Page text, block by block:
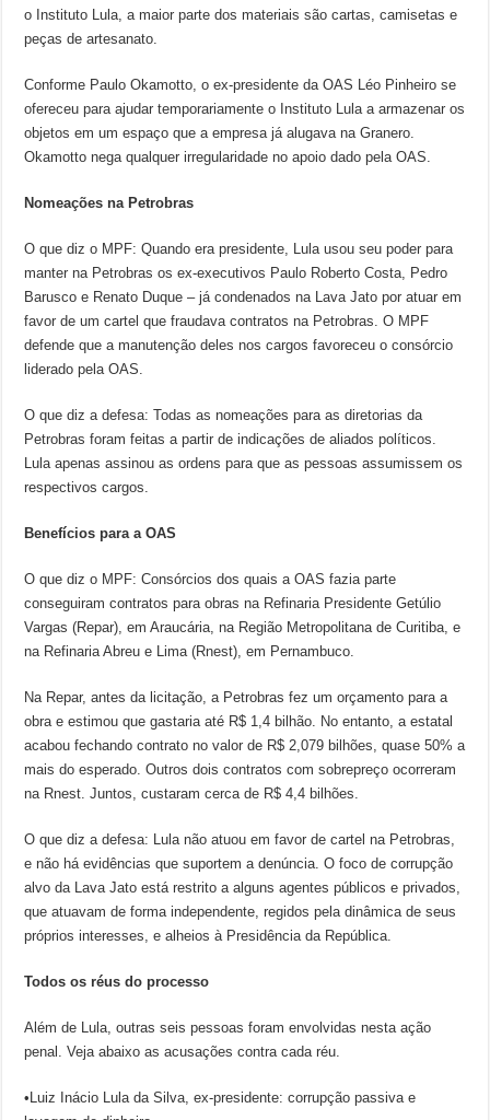
o Instituto Lula, a maior parte dos materiais são cartas, camisetas e
peças de artesanato.
Conforme Paulo Okamotto, o ex-presidente da OAS Léo Pinheiro se
ofereceu para ajudar temporariamente o Instituto Lula a armazenar os
objetos em um espaço que a empresa já alugava na Granero.
Okamotto nega qualquer irregularidade no apoio dado pela OAS.
Nomeações na Petrobras
O que diz o MPF: Quando era presidente, Lula usou seu poder para
manter na Petrobras os ex-executivos Paulo Roberto Costa, Pedro
Barusco e Renato Duque – já condenados na Lava Jato por atuar em
favor de um cartel que fraudava contratos na Petrobras. O MPF
defende que a manutenção deles nos cargos favoreceu o consórcio
liderado pela OAS.
O que diz a defesa: Todas as nomeações para as diretorias da
Petrobras foram feitas a partir de indicações de aliados políticos.
Lula apenas assinou as ordens para que as pessoas assumissem os
respectivos cargos.
Benefícios para a OAS
O que diz o MPF: Consórcios dos quais a OAS fazia parte
conseguiram contratos para obras na Refinaria Presidente Getúlio
Vargas (Repar), em Araucária, na Região Metropolitana de Curitiba, e
na Refinaria Abreu e Lima (Rnest), em Pernambuco.
Na Repar, antes da licitação, a Petrobras fez um orçamento para a
obra e estimou que gastaria até R$ 1,4 bilhão. No entanto, a estatal
acabou fechando contrato no valor de R$ 2,079 bilhões, quase 50% a
mais do esperado. Outros dois contratos com sobrepreço ocorreram
na Rnest. Juntos, custaram cerca de R$ 4,4 bilhões.
O que diz a defesa: Lula não atuou em favor de cartel na Petrobras,
e não há evidências que suportem a denúncia. O foco de corrupção
alvo da Lava Jato está restrito a alguns agentes públicos e privados,
que atuavam de forma independente, regidos pela dinâmica de seus
próprios interesses, e alheios à Presidência da República.
Todos os réus do processo
Além de Lula, outras seis pessoas foram envolvidas nesta ação
penal. Veja abaixo as acusações contra cada réu.
•Luiz Inácio Lula da Silva, ex-presidente: corrupção passiva e